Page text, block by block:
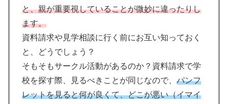
と、親が重要視していることが微妙に違ったりし
ます。
資料請求や見学相談に行く前にお互い知っておく
と、どうでしょう？
そもそもサークル活動があるのか？資料請求で学
校を探す際、見るべきことが同じなので、 パンフ
レットを見ると何が良くて、どこが悪い（イマイ